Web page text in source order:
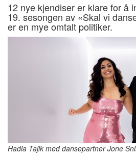
12 nye kjendiser er klare for å
19. sesongen av «Skal vi
er en mye omtalt politiker.
Hadia Tajik med dansepartner Jone